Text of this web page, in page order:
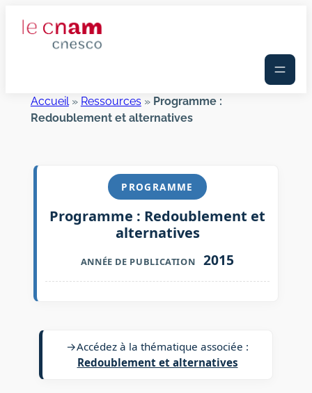
Accueil» Ressources» Programme :
Redoublement et alternatives
PROGRAMME
Programme : Redoublement et
alternatives
ANNÉE DE PUBLICATION 2015
→Accédez à la thématique associée :
Redoublement et alternatives